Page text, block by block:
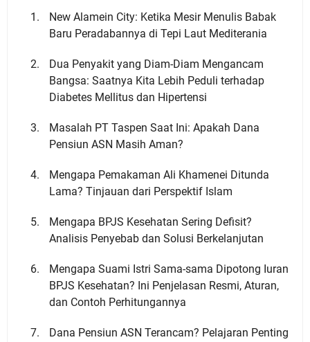
New Alamein City: Ketika Mesir Menulis Babak
Baru Peradabannya di Tepi Laut Mediterania
Dua Penyakit yang Diam-Diam Mengancam
Bangsa: Saatnya Kita Lebih Peduli terhadap
Diabetes Mellitus dan Hipertensi
Masalah PT Taspen Saat Ini: Apakah Dana
Pensiun ASN Masih Aman?
Mengapa Pemakaman Ali Khamenei Ditunda
Lama? Tinjauan dari Perspektif Islam
Mengapa BPJS Kesehatan Sering Defisit?
Analisis Penyebab dan Solusi Berkelanjutan
Mengapa Suami Istri Sama-sama Dipotong Iuran
BPJS Kesehatan? Ini Penjelasan Resmi, Aturan,
dan Contoh Perhitungannya
Dana Pensiun ASN Terancam? Pelajaran Penting